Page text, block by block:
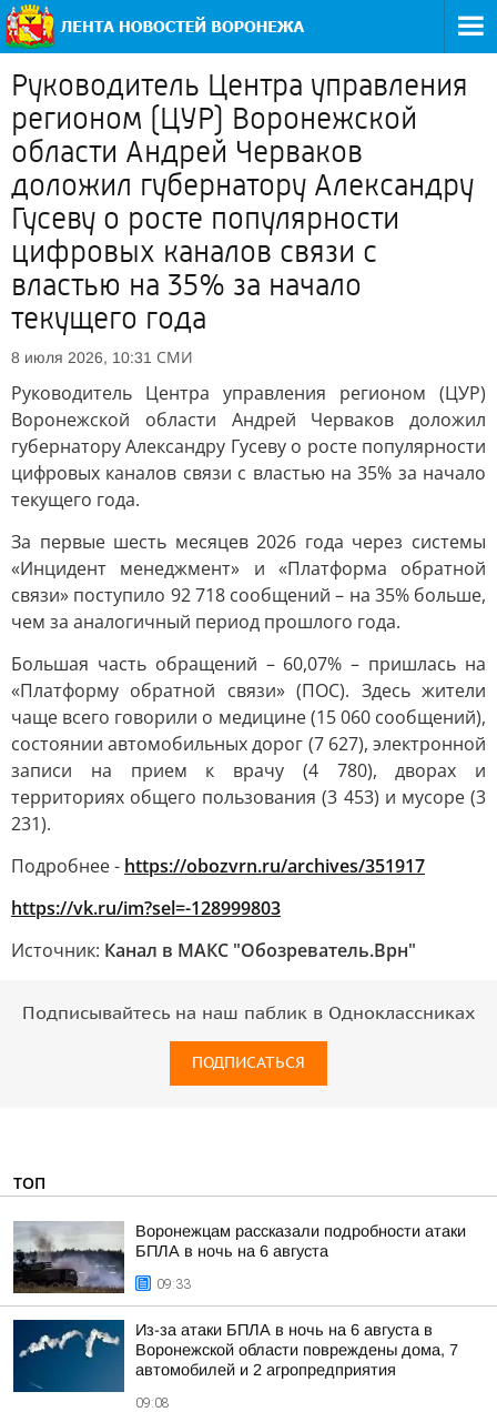
Руководитель Центра управления
регионом (ЦУР) Воронежской
области Андрей Черваков
доложил губернатору Александру
Гусеву о росте популярности
цифровых каналов связи с
властью на 35% за начало
текущего года
8 июля 2026, 10:31 СМИ
Руководитель Центра управления регионом (ЦУР)
Воронежской области Андрей Черваков доложил
губернатору Александру Гусеву о росте популярности
цифровых каналов связи с властью на 35% за начало
текущего года.
За первые шесть месяцев 2026 года через системы
«Инцидент менеджмент» и «Платформа обратной
связи» поступило 92 718 сообщений – на 35% больше,
чем за аналогичный период прошлого года.
Большая часть обращений – 60,07% – пришлась на
«Платформу обратной связи» (ПОС). Здесь жители
чаще всего говорили о медицине (15 060 сообщений),
состоянии автомобильных дорог (7 627), электронной
записи на прием к врачу (4 780), дворах и
территориях общего пользования (3 453) и мусоре (3
231).
Подробнее - https://obozvrn.ru/archives/351917
https://vk.ru/im?sel=-128999803
Источник: Канал в МАКС "Обозреватель.Врн"
Подписывайтесь на наш паблик в Одноклассниках
ПОДПИСАТЬСЯ
ТОП
Воронежцам рассказали подробности атаки
БПЛА в ночь на 6 августа
09:33
Из-за атаки БПЛА в ночь на 6 августа в
Воронежской области повреждены дома, 7
автомобилей и 2 агропредприятия
09:08